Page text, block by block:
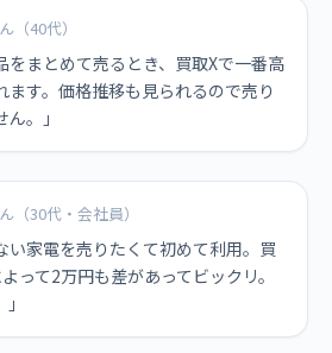
（40代）
をまとめて売るとき、買取Xで一番高
ます。価格推移も見られるので売り
。」
（30代・会社員）
い家電を売りたくて初めて利用。買
って2万円も差があってビックリ。